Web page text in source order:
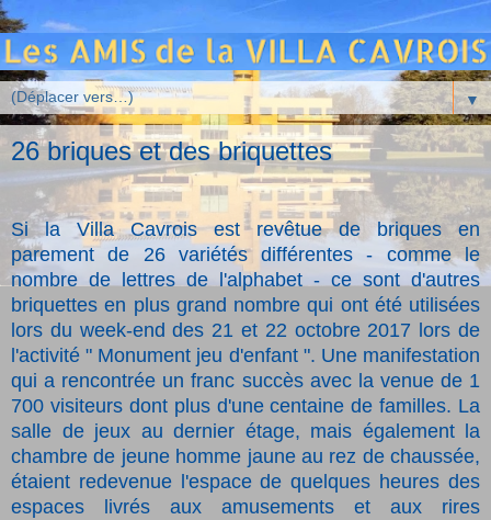
▼
26 briques et des briquettes
Si la Villa Cavrois est revêtue de briques en
parement de 26 variétés différentes - comme le
nombre de lettres de l'alphabet - ce sont d'autres
briquettes en plus grand nombre qui ont été utilisées
lors du week-end des 21 et 22 octobre 2017 lors de
l'activité " Monument jeu d'enfant ". Une manifestation
qui a rencontrée un franc succès avec la venue de 1
700 visiteurs dont plus d'une centaine de familles. La
salle de jeux au dernier étage, mais également la
chambre de jeune homme jaune au rez de chaussée,
étaient redevenue l'espace de quelques heures des
espaces livrés aux amusements et aux rires